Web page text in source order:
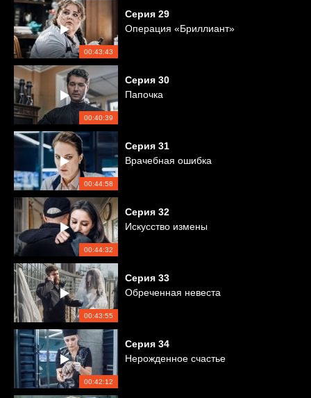
00:43:43
Серия 29
Операция «Бриллиант»
00:40:39
Серия 30
Папочка
00:44:58
Серия 31
Врачебная ошибка
00:44:32
Серия 32
Искусство измены
00:43:55
Серия 33
Обреченная невеста
00:42:12
Серия 34
Нерожденное счастье